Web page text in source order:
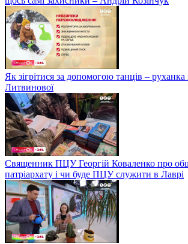
Як зігрітися за допомогою танців – руханка
Литвинової
Священник ПЦУ Георгій Коваленко про
патріархату і чи буде ПЦУ служити в Лаврі